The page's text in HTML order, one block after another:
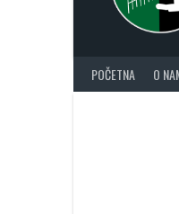
POČETNA O